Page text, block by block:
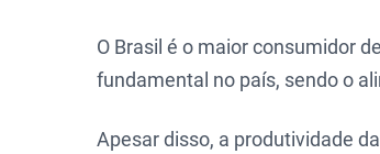
O Brasil é o maior consumidor
fundamental no país, sendo o
Apesar disso, a produtividade